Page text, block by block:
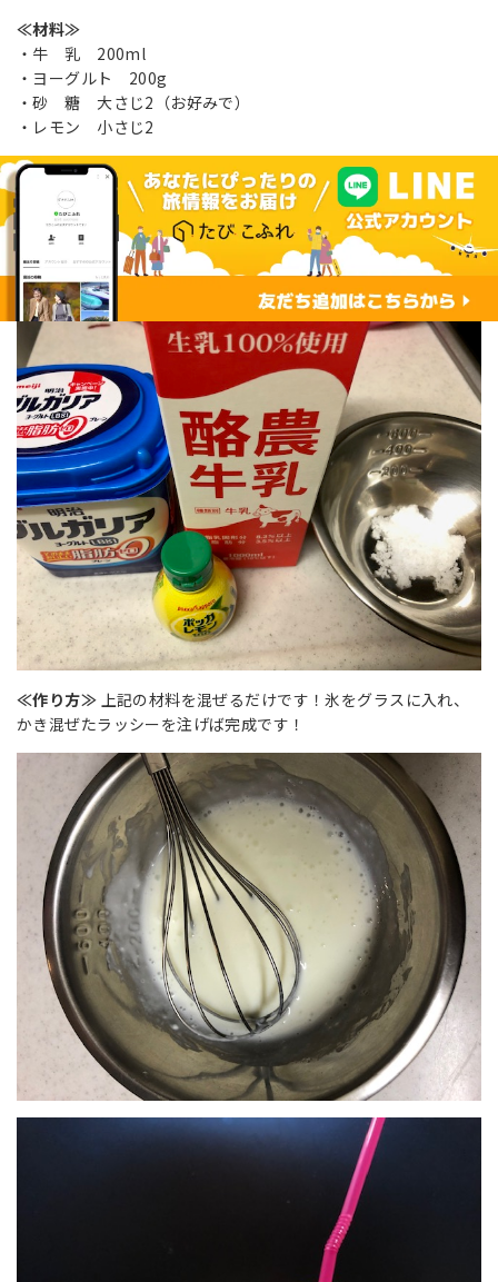
≪材料≫
・牛 乳 200ml
・ヨーグルト 200g
・砂 糖 大さじ2（お好みで）
・レモン 小さじ2
≪作り方≫ 上記の材料を混ぜるだけです！氷をグラスに入れ、
かき混ぜたラッシーを注げば完成です！